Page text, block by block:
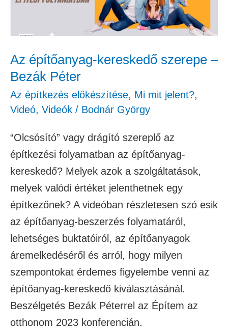
Az építőanyag-kereskedő szerepe –
Bezák Péter
Az építkezés előkészítése, Mi mit jelent?,
Videó, Videók / Bodnár György
“Olcsósító” vagy drágító szereplő az
építkezési folyamatban az építőanyag-
kereskedő? Melyek azok a szolgáltatások,
melyek valódi értéket jelenthetnek egy
építkezőnek? A videóban részletesen szó esik
az építőanyag-beszerzés folyamatáról,
lehetséges buktatóiról, az építőanyagok
áremelkedéséről és arról, hogy milyen
szempontokat érdemes figyelembe venni az
építőanyag-kereskedő kiválasztásánál.
Beszélgetés Bezák Péterrel az Építem az
otthonom 2023 konferencián.
Péter